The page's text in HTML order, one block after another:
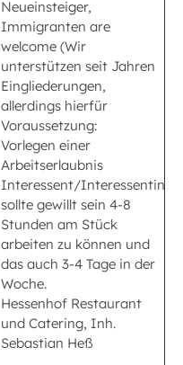
Neueinsteiger,
Immigranten are
welcome (Wir
unterstützen seit Jahren
Eingliederungen,
allerdings hierfür
Voraussetzung:
Vorlegen einer
Arbeitserlaubnis
Interessent/Interessentin
sollte gewillt sein 4-8
Stunden am Stück
arbeiten zu können und
das auch 3-4 Tage in der
Woche.
Hessenhof Restaurant
und Catering, Inh.
Sebastian Heß